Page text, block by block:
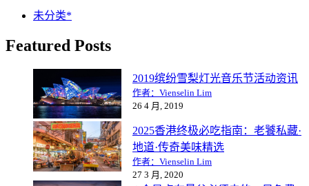
未分类*
Featured Posts
2019缤纷雪梨灯光音乐节活动资讯
作者：Vienselin Lim
26 4 月, 2019
2025香港终极必吃指南：老饕私藏·
地道·传奇美味精选
作者：Vienselin Lim
27 3 月, 2020